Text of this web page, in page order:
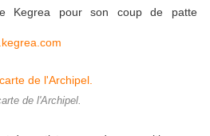
Kegrea pour son coup de patte
de l'Archipel.